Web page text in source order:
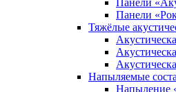
Панели
Панели
Тяжёлые
Напыляемые
Напыление